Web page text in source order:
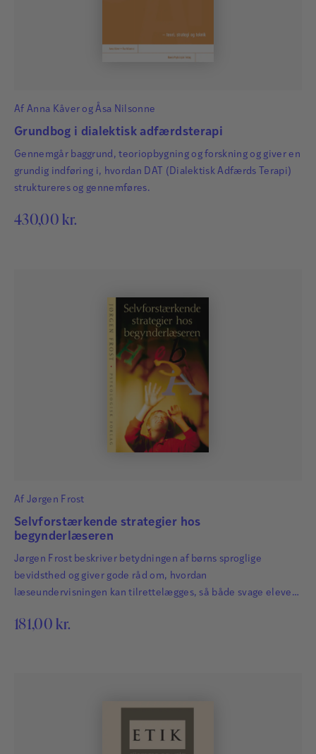
Af Anna Kåver ogÅsa Nilsonne
Grundbog i dialektisk adfærdsterapi
Gennemgår baggrund, teoriopbygning og forskning og giver en
grundig indføring i, hvordan DAT (Dialektisk Adfærds Terapi)
struktureres og gennemføres.
430,00 kr.
Af Jørgen Frost
Selvforstærkende strategier hos
begynderlæseren
Jørgen Frost beskriver betydningen af børns sproglige
bevidsthed og giver gode råd om, hvordan
læseundervisningen kan tilrettelægges, så både svage elever
181,00 kr.